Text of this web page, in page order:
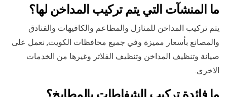
ما المنشآت التي يتم تركيب المداخن لها؟
يتم تركيب المداخن للمنازل والمطاعم والكافيهات والفنادق
والمصانع بأسعار مميزة وفي جميع محافظات الكويت, نعمل على
صيانة وتنظيف المداخن وتنظيف الفلاتر وغيرها من الخدمات
الاخرى.